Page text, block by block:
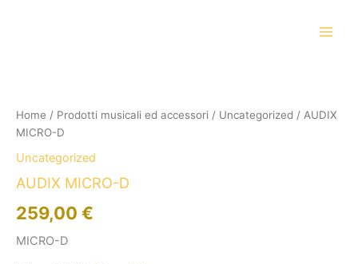
Home / Prodotti musicali ed accessori / Uncategorized / AUDIX
MICRO-D
Uncategorized
AUDIX MICRO-D
259,00 €
MICRO-D
quantità